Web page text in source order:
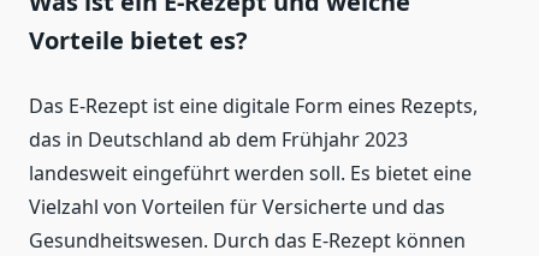
Vorteile bietet es?
Das E-Rezept ist eine digitale Form eines Rezepts,
das in Deutschland ab dem Frühjahr 2023
landesweit eingeführt werden soll. Es bietet eine
Vielzahl von Vorteilen für Versicherte und das
Gesundheitswesen. Durch das E-Rezept können